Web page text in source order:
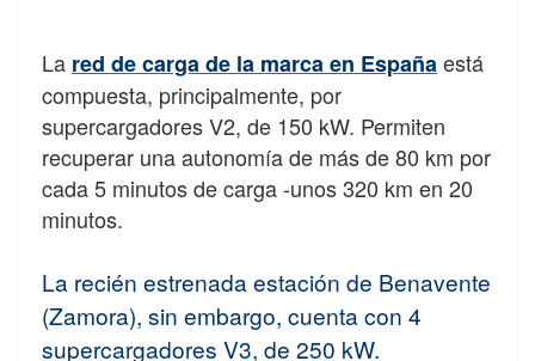
La red de carga de la marca en Españaestá
compuesta, principalmente, por
supercargadores V2, de 150 kW. Permiten
recuperar una autonomía de más de 80 km por
cada 5 minutos de carga -unos 320 km en 20
minutos.
La recién estrenada estación de Benavente
(Zamora), sin embargo, cuenta con 4
supercargadores V3, de 250 kW.